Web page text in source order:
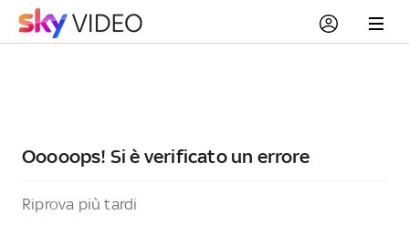
Ooooops! Si è verificato un errore
Riprova più tardi